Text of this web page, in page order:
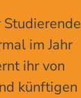
Studierende
im Jahr
ihr von
künftigen